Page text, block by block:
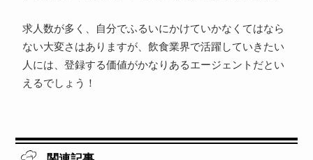
求人数が多く、自分でふるいにかけていかなくてはなら
ない大変さはありますが、飲食業界で活躍していきたい
人には、登録する価値がかなりあるエージェントだとい
えるでしょう！